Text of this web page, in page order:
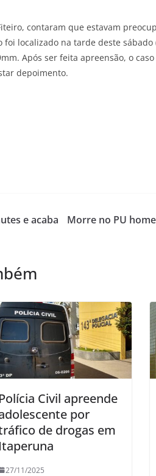
contaram que estavam
localizado na tarde deste sábado
Após ser feita apreensão, o
depoimento.
e acaba
Morre no PU
Polícia Civil apreende
por
de drogas em
Itaperuna
27/11/2025